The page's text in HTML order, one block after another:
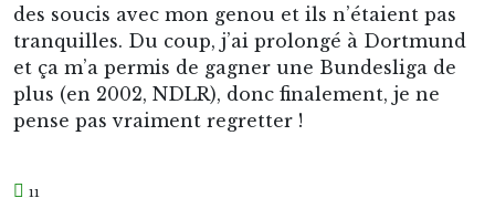
des soucis avec mon genou et ils n’étaient pas
tranquilles. Du coup, j’ai prolongé à Dortmund
et ça m’a permis de gagner une Bundesliga de
plus (en 2002, NDLR), donc finalement, je ne
pense pas vraiment regretter !
11